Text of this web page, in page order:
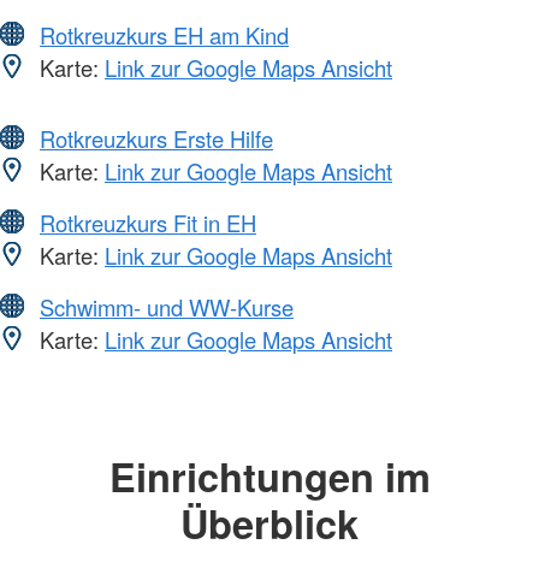
Rotkreuzkurs EH am Kind
Karte: Link zur Google Maps Ansicht
Rotkreuzkurs Erste Hilfe
Karte: Link zur Google Maps Ansicht
Rotkreuzkurs Fit in EH
Karte: Link zur Google Maps Ansicht
Schwimm- und WW-Kurse
Karte: Link zur Google Maps Ansicht
Einrichtungen im
Überblick